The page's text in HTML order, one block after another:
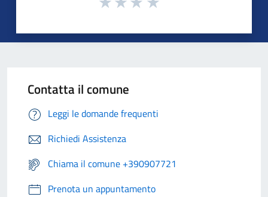
Contatta il comune
Leggi le domande frequenti
Richiedi Assistenza
Chiama il comune +390907721
Prenota un appuntamento